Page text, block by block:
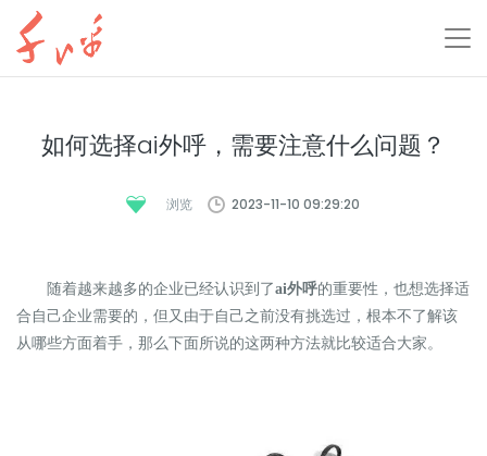
如何选择ai外呼，需要注意什么问题？
浏览 2023-11-10 09:29:20
随着越来越多的企业已经认识到了ai外呼的重要性，也想选择适
合自己企业需要的，但又由于自己之前没有挑选过，根本不了解该
从哪些方面着手，那么下面所说的这两种方法就比较适合大家。